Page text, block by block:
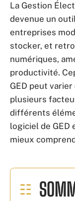
La Gestion
devenue un
entreprises
stocker, et
numériques,
productivité.
GED peut
plusieurs
différents
logiciel de GED
mieux